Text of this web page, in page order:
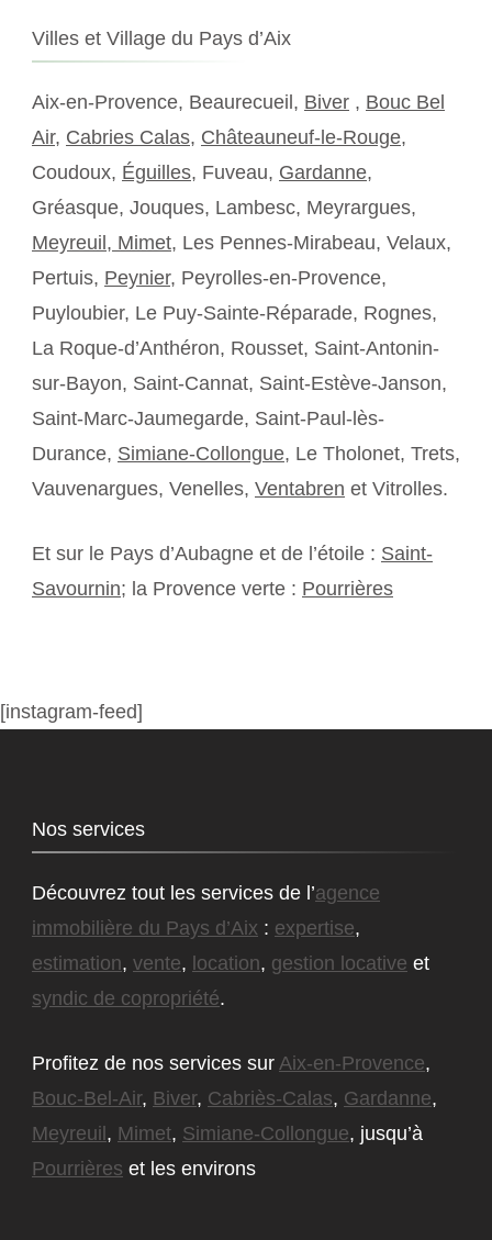
Villes et Village du Pays d’Aix
Aix-en-Provence, Beaurecueil, Biver , Bouc Bel
Air, Cabries Calas, Châteauneuf-le-Rouge,
Coudoux, Éguilles, Fuveau, Gardanne,
Gréasque, Jouques, Lambesc, Meyrargues,
Meyreuil, Mimet, Les Pennes-Mirabeau, Velaux,
Pertuis, Peynier, Peyrolles-en-Provence,
Puyloubier, Le Puy-Sainte-Réparade, Rognes,
La Roque-d’Anthéron, Rousset, Saint-Antonin-
sur-Bayon, Saint-Cannat, Saint-Estève-Janson,
Saint-Marc-Jaumegarde, Saint-Paul-lès-
Durance, Simiane-Collongue, Le Tholonet, Trets,
Vauvenargues, Venelles, Ventabren et Vitrolles.
Et sur le Pays d’Aubagne et de l’étoile : Saint-
Savournin; la Provence verte : Pourrières
[instagram-feed]
Nos services
Découvrez tout les services de l’agence
immobilière du Pays d’Aix : expertise,
estimation, vente, location, gestion locative et
syndic de copropriété.
Profitez de nos services sur Aix-en-Provence,
Bouc-Bel-Air, Biver, Cabriès-Calas, Gardanne,
Meyreuil , Mimet, Simiane-Collongue, jusqu’à
Pourrières et les environs